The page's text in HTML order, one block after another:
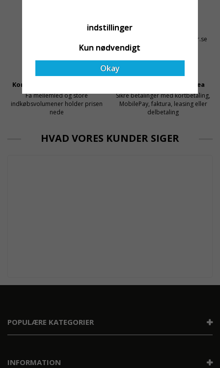
1-3 dages leveringstid på
kontakt@stallningsprodukter.se
Konkurrencedygtige Priser
Få mellemled og store
indkøbsvolumener holder prisen
nede
Sikker Betaling Med Svea
Sikre betalinger med kortbetaling,
MobilePay, faktura, leasing eller
delbetaling
HVAD VORES KUNDER SIGER
POPULÆRE KATEGORIER
INFORMATION
indstillinger
Kun nødvendigt
Okay